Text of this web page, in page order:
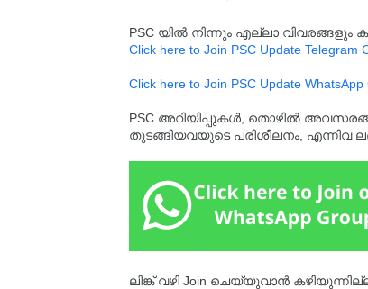
PSC യിൽ നിന്നും എല്ലാ
Click here to Join PSC Update Telegram
Click here to Join PSC Update WhatsApp
PSC അറിയിപ്പുകൾ, തൊഴിൽ അവസരങ്ങൾ,
തുടങ്ങിയവയുടെ പരിശീലനം, എന്നിവ
ലിങ്ക് വഴി Join ചെയ്യുവാൻ